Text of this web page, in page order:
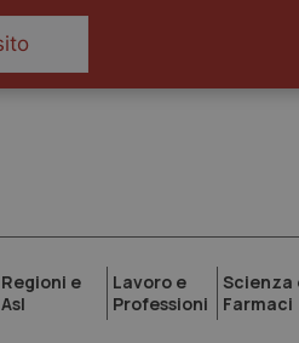
Regioni e
Asl
Lavoro e
Professioni
Scienza
Farmaci